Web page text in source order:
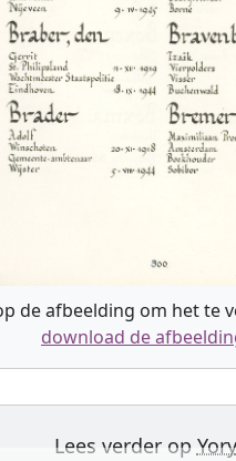
de afbeelding om het te
download de
Lees verder op Yory